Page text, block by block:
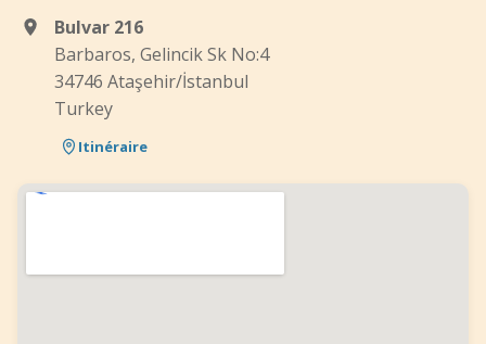
Bulvar 216
Barbaros, Gelincik Sk No:4
34746 Ataşehir/İstanbul
Turkey
Itinéraire